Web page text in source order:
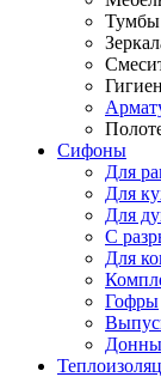
Тумбы
Сифоны
Для
Для
Для
С
Для
Гофры